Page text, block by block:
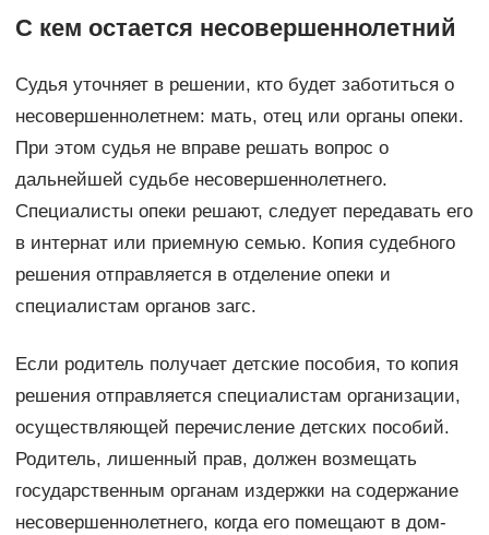
С кем остается несовершеннолетний
Судья уточняет в решении, кто будет заботиться о
несовершеннолетнем: мать, отец или органы опеки.
При этом судья не вправе решать вопрос о
дальнейшей судьбе несовершеннолетнего.
Специалисты опеки решают, следует передавать его
в интернат или приемную семью. Копия судебного
решения отправляется в отделение опеки и
специалистам органов загс.
Если родитель получает детские пособия, то копия
решения отправляется специалистам организации,
осуществляющей перечисление детских пособий.
Родитель, лишенный прав, должен возмещать
государственным органам издержки на содержание
несовершеннолетнего, когда его помещают в дом-